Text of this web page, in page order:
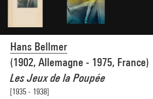
Hans Bellmer
(1902, Allemagne - 1975, France)
Les Jeux de la Poupée
[1935 - 1938]
Referencia de la imagen : 4Y06982
Difusión de la imagen :GrandPalaisRmnPhoto